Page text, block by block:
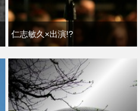
仁志敏久×出演!?